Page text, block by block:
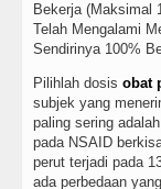
Bekerja (Maksimal
Telah Mengalami
Sendirinya 100%
Pilihlah dosis obat
subjek yang
paling sering
pada NSAID
perut terjadi pada
ada perbedaan